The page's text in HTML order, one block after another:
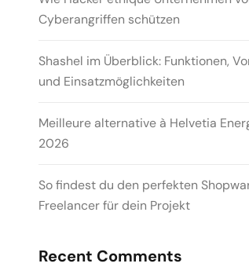
Cyberangriffen schützen
Shashel im Überblick: Funktionen,
und Einsatzmöglichkeiten
Meilleure alternative à Helvetia
2026
So findest du den perfekten
Freelancer für dein Projekt
Recent Comments